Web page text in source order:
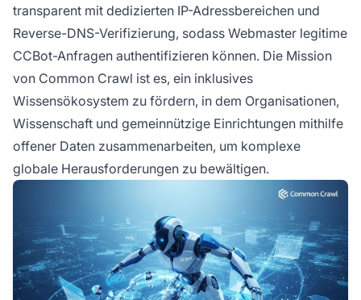
transparent mit dedizierten IP-Adressbereichen und
Reverse-DNS-Verifizierung, sodass Webmaster legitime
CCBot-Anfragen authentifizieren können. Die Mission
von Common Crawl ist es, ein inklusives
Wissensökosystem zu fördern, in dem Organisationen,
Wissenschaft und gemeinnützige Einrichtungen mithilfe
offener Daten zusammenarbeiten, um komplexe
globale Herausforderungen zu bewältigen.